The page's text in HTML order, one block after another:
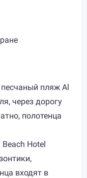
пляж Al
через дорогу
полотенца
Hotel
входят в